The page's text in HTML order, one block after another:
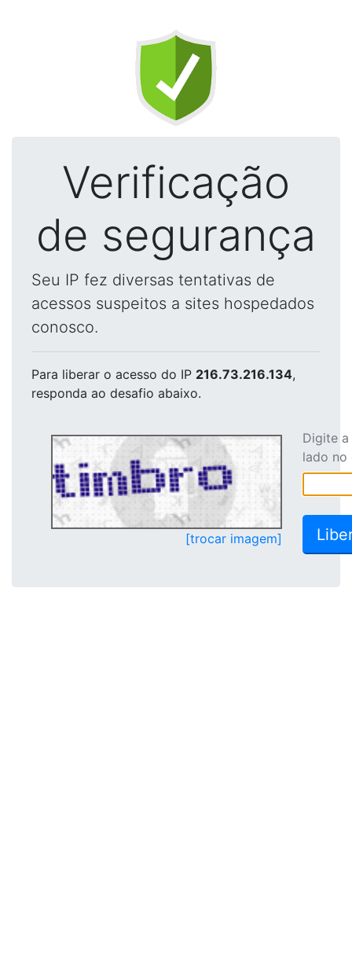
Verificação
de segurança
Seu IP fez diversas tentativas de
acessos suspeitos a sites hospedados
conosco.
Para liberar o acesso do IP 216.73.216.134,
responda ao desafio abaixo.
[trocar imagem]
Digite
lado no